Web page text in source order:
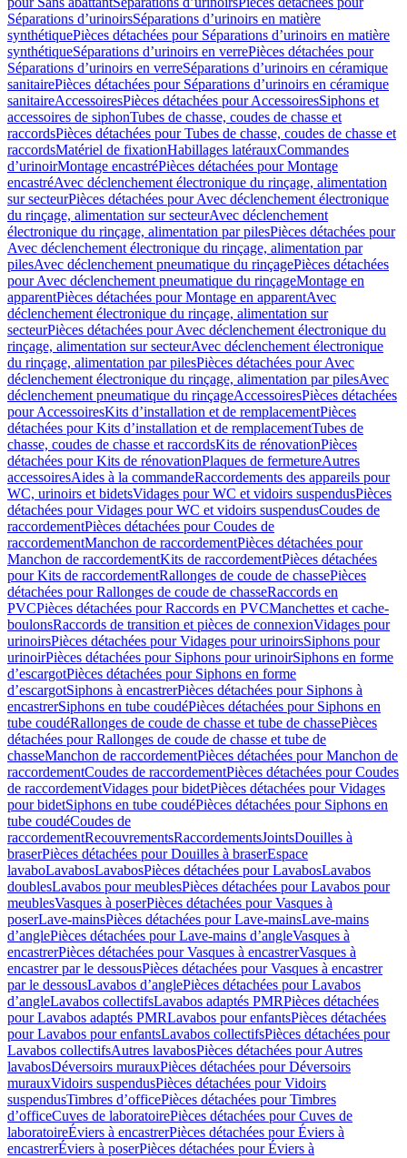
Séparations d’urinoirsSéparations d’urinoirs en matière
synthétiquePièces détachées pour Séparations d’urinoirs en matière
synthétiqueSéparations d’urinoirs en verrePièces détachées pour
Séparations d’urinoirs en verreSéparations d’urinoirs en céramique
sanitairePièces détachées pour Séparations d’urinoirs en céramique
sanitaireAccessoiresPièces détachées pour AccessoiresSiphons et
accessoires de siphonTubes de chasse, coudes de chasse et
raccordsPièces détachées pour Tubes de chasse, coudes de chasse et
raccordsMatériel de fixationHabillages latérauxCommandes
dʼurinoirMontage encastréPièces détachées pour Montage
encastréAvec déclenchement électronique du rinçage, alimentation
sur secteurPièces détachées pour Avec déclenchement électronique
du rinçage, alimentation sur secteurAvec déclenchement
électronique du rinçage, alimentation par pilesPièces détachées pour
Avec déclenchement électronique du rinçage, alimentation par
pilesAvec déclenchement pneumatique du rinçagePièces détachées
pour Avec déclenchement pneumatique du rinçageMontage en
apparentPièces détachées pour Montage en apparentAvec
déclenchement électronique du rinçage, alimentation sur
secteurPièces détachées pour Avec déclenchement électronique du
rinçage, alimentation sur secteurAvec déclenchement électronique
du rinçage, alimentation par pilesPièces détachées pour Avec
déclenchement électronique du rinçage, alimentation par pilesAvec
déclenchement pneumatique du rinçageAccessoiresPièces détachées
pour AccessoiresKits d’installation et de remplacementPièces
détachées pour Kits d’installation et de remplacementTubes de
chasse, coudes de chasse et raccordsKits de rénovationPièces
détachées pour Kits de rénovationPlaques de fermetureAutres
accessoiresAides à la commandeRaccordements des appareils pour
WC, urinoirs et bidetsVidages pour WC et vidoirs suspendusPièces
détachées pour Vidages pour WC et vidoirs suspendusCoudes de
raccordementPièces détachées pour Coudes de
raccordementManchon de raccordementPièces détachées pour
Manchon de raccordementKits de raccordementPièces détachées
pour Kits de raccordementRallonges de coude de chassePièces
détachées pour Rallonges de coude de chasseRaccords en
PVCPièces détachées pour Raccords en PVCManchettes et cache-
boulonsRaccords de transition et pièces de connexionVidages pour
urinoirsPièces détachées pour Vidages pour urinoirsSiphons pour
urinoirPièces détachées pour Siphons pour urinoirSiphons en forme
d’escargotPièces détachées pour Siphons en forme
d’escargotSiphons à encastrerPièces détachées pour Siphons à
encastrerSiphons en tube coudéPièces détachées pour Siphons en
tube coudéRallonges de coude de chasse et tube de chassePièces
détachées pour Rallonges de coude de chasse et tube de
chasseManchon de raccordementPièces détachées pour Manchon de
raccordementCoudes de raccordementPièces détachées pour Coudes
de raccordementVidages pour bidetPièces détachées pour Vidages
pour bidetSiphons en tube coudéPièces détachées pour Siphons en
tube coudéCoudes de
raccordementRecouvrementsRaccordementsJointsDouilles à
braserPièces détachées pour Douilles à braserEspace
lavaboLavabosLavabosPièces détachées pour LavabosLavabos
doublesLavabos pour meublesPièces détachées pour Lavabos pour
meublesVasques à poserPièces détachées pour Vasques à
poserLave-mainsPièces détachées pour Lave-mainsLave-mains
d’anglePièces détachées pour Lave-mains d’angleVasques à
encastrerPièces détachées pour Vasques à encastrerVasques à
encastrer par le dessousPièces détachées pour Vasques à encastrer
par le dessousLavabos d’anglePièces détachées pour Lavabos
d’angleLavabos collectifsLavabos adaptés PMRPièces détachées
pour Lavabos adaptés PMRLavabos pour enfantsPièces détachées
pour Lavabos pour enfantsLavabos collectifsPièces détachées pour
Lavabos collectifsAutres lavabosPièces détachées pour Autres
lavabosDéversoirs murauxPièces détachées pour Déversoirs
murauxVidoirs suspendusPièces détachées pour Vidoirs
suspendusTimbres dʼofficePièces détachées pour Timbres
dʼofficeCuves de laboratoirePièces détachées pour Cuves de
laboratoireÉviers à encastrerPièces détachées pour Éviers à
encastrerÉviers à poserPièces détachées pour Éviers à